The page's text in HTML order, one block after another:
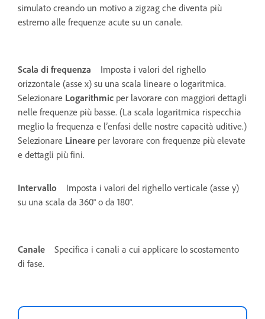
simulato creando un motivo a zigzag che diventa più
estremo alle frequenze acute su un canale.
Scala di frequenza
Imposta i valori del righello
orizzontale (asse x) su una scala lineare o logaritmica.
Selezionare Logarithmic per lavorare con maggiori dettagli
nelle frequenze più basse. (La scala logaritmica rispecchia
meglio la frequenza e l’enfasi delle nostre capacità uditive.)
Selezionare Lineare per lavorare con frequenze più elevate
e dettagli più fini.
Intervallo
Imposta i valori del righello verticale (asse y)
su una scala da 360° o da 180°.
Canale
Specifica i canali a cui applicare lo scostamento
di fase.